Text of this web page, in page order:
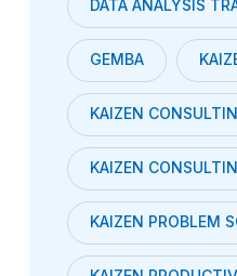
DATA ANALYSIS
GEMBA
KAIZEN
KAIZEN
KAIZEN PROBLEM